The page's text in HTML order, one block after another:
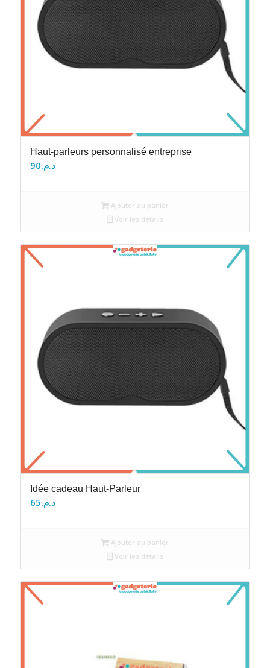
Haut-parleurs personnalisé entreprise
د.م.90
Ajouter au panier
Voir les détails
Idée cadeau Haut-Parleur
د.م.65
Ajouter au panier
Voir les détails